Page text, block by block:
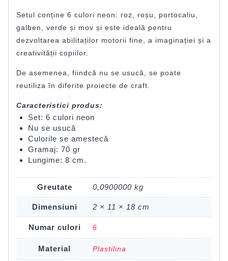
Setul conține 6 culori neon: roz, roșu, portocaliu,
galben, verde și mov și este ideală pentru
dezvoltarea abilitaților motorii fine, a imaginației și a
creativității copiilor.
De asemenea, fiindcă nu se usucă, se poate
reutiliza în diferite proiecte de craft.
Caracteristici produs:
Set: 6 culori neon
Nu se usucă
Culorile se amestecă
Gramaj: 70 gr
Lungime: 8 cm.
Greutate 0,0900000 kg
Dimensiuni 2 × 11 × 18 cm
Numar culori 6
Material Plastilina